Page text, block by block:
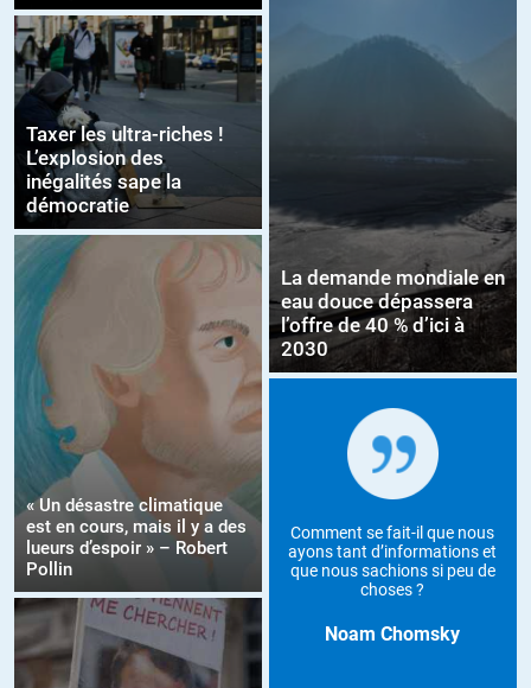
Taxer les ultra-riches !
L’explosion des
inégalités sape la
démocratie
« Un désastre climatique
est en cours, mais il y a des
lueurs d’espoir » – Robert
Pollin
La demande mondiale en
eau douce dépassera
l’offre de 40 % d’ici à
2030
Comment se fait-il que nous
ayons tant d’informations et
que nous sachions si peu de
choses ?
Noam Chomsky